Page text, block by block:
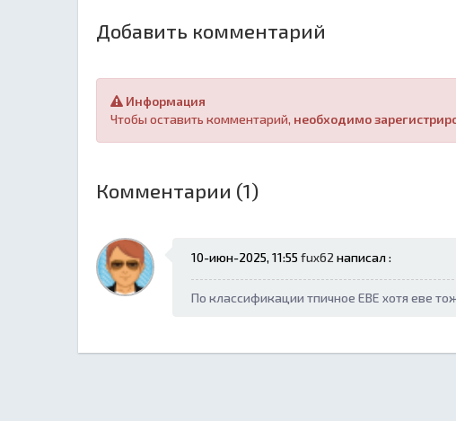
Добавить комментарий
Информация
Чтобы оставить комментарий, необходимо
Комментарии (1)
10-июн-2025, 11:55 fux62 написал :
По классификации тпичное ЕВЕ хотя еве